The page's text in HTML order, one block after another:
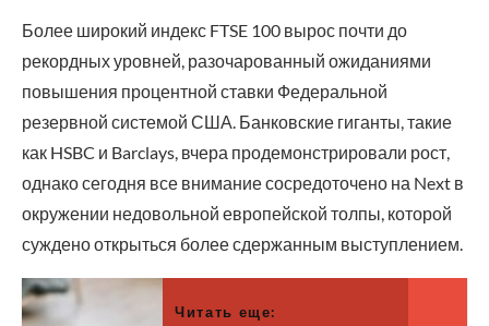
Более широкий индекс FTSE 100 вырос почти до
рекордных уровней, разочарованный ожиданиями
повышения процентной ставки Федеральной
резервной системой США. Банковские гиганты, такие
как HSBC и Barclays, вчера продемонстрировали рост,
однако сегодня все внимание сосредоточено на Next в
окружении недовольной европейской толпы, которой
суждено открыться более сдержанным выступлением.
Читать еще: